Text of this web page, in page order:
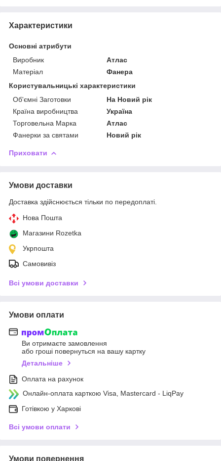
Характеристики
Основні атрибути
Виробник
Атлас
Матеріал
Фанера
Користувальницькі характеристики
Об'ємні Заготовки
На Новий рік
Країна виробництва
Україна
Торговельна Марка
Атлас
Фанерки за святами
Новий рік
Приховати
Умови доставки
Доставка здійснюється тільки по передоплаті.
Нова Пошта
Магазини Rozetka
Укрпошта
Самовивіз
Всі умови доставки
Умови оплати
Ви отримаєте замовлення
або гроші повернуться на вашу картку
Детальніше
Оплата на рахунок
Онлайн-оплата карткою Visa, Mastercard - LiqPay
Готівкою у Харкові
Всі умови оплати
Умови повернення